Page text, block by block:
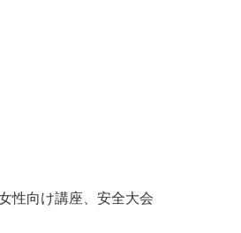
性向け講座、安全大会